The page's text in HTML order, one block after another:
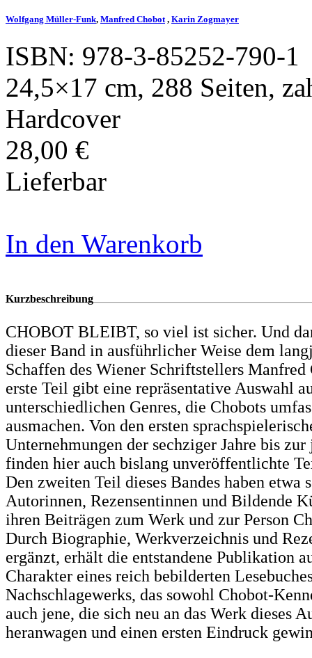
Wolfgang Müller-Funk, Manfred Chobot, Karin Zogmayer
ISBN: 978-3-85252-790-1
24,5×17 cm, 288 Seiten,
Hardcover
28,00 €
Lieferbar
In den Warenkorb
Kurzbeschreibung
CHOBOT BLEIBT, so viel ist sicher. Und
dieser Band in ausführlicher Weise dem
Schaffen des Wiener Schriftstellers Manfred
erste Teil gibt eine repräsentative Auswahl
unterschiedlichen Genres, die Chobots
ausmachen. Von den ersten
Unternehmungen der sechziger Jahre bis zur
finden hier auch bislang unveröffentlichte
Den zweiten Teil dieses Bandes haben etwa
Autorinnen, Rezensentinnen und Bildende
ihren Beiträgen zum Werk und zur Person
Durch Biographie, Werkverzeichnis und
ergänzt, erhält die entstandene Publikation
Charakter eines reich bebilderten
Nachschlagewerks, das sowohl Chobot-
auch jene, die sich neu an das Werk dieses
heranwagen und einen ersten Eindruck